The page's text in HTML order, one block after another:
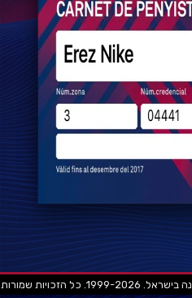
הזכויות שמורות